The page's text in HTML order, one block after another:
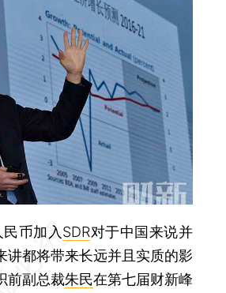
民币加入 SDR对于中国来说并
讲都将带来长远并且实质的影
前副总裁朱民在第七届财新峰